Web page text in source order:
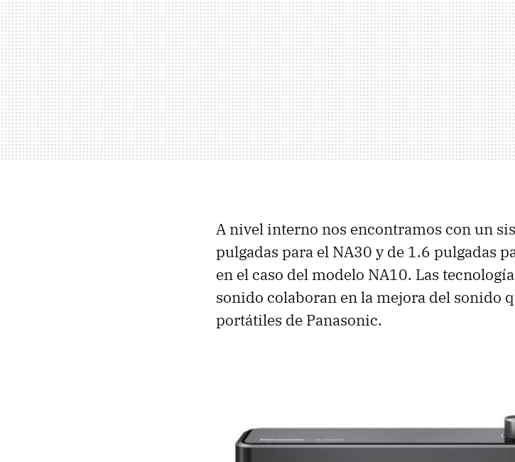
A nivel interno nos encontramos con un
pulgadas para el NA30 y de 1.6 pulgadas
en el caso del modelo NA10. Las
sonido colaboran en la mejora del sonido
portátiles de Panasonic.